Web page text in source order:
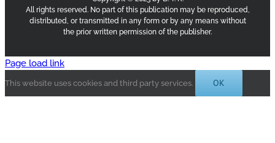
All rights reserved. No part of this publication may be reproduced,
distributed, or transmitted in any form or by any means without
the prior written permission of the publisher.
Page load link
This website uses cookies and third party services. OK